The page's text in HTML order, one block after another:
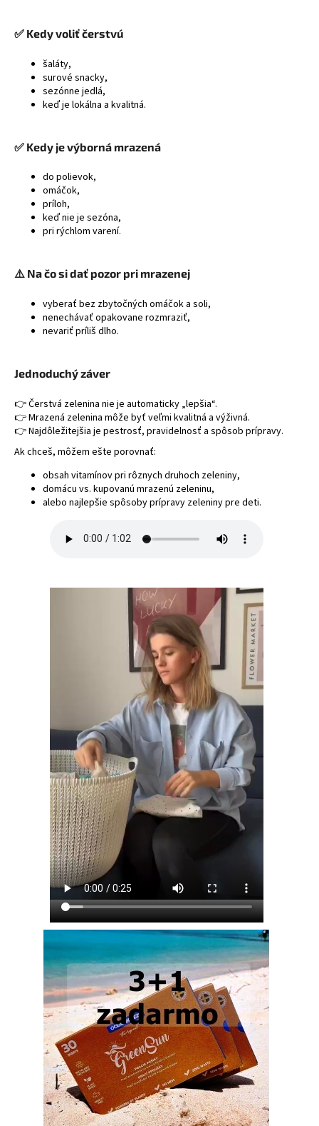
✅ Kedy voliť čerstvú
šaláty,
surové snacky,
sezónne jedlá,
keď je lokálna a kvalitná.
✅ Kedy je výborná mrazená
do polievok,
omáčok,
príloh,
keď nie je sezóna,
pri rýchlom varení.
⚠️ Na čo si dať pozor pri mrazenej
vyberať bez zbytočných omáčok a soli,
nenechávať opakovane rozmraziť,
nevariť príliš dlho.
Jednoduchý záver
👉 Čerstvá zelenina nie je automaticky „lepšia“.
👉 Mrazená zelenina môže byť veľmi kvalitná a výživná.
👉 Najdôležitejšia je pestrosť, pravidelnosť a spôsob prípravy.
Ak chceš, môžem ešte porovnať:
obsah vitamínov pri rôznych druhoch zeleniny,
domácu vs. kupovanú mrazenú zeleninu,
alebo najlepšie spôsoby prípravy zeleniny pre deti.